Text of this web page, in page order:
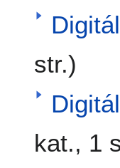
str.)
kat., 1